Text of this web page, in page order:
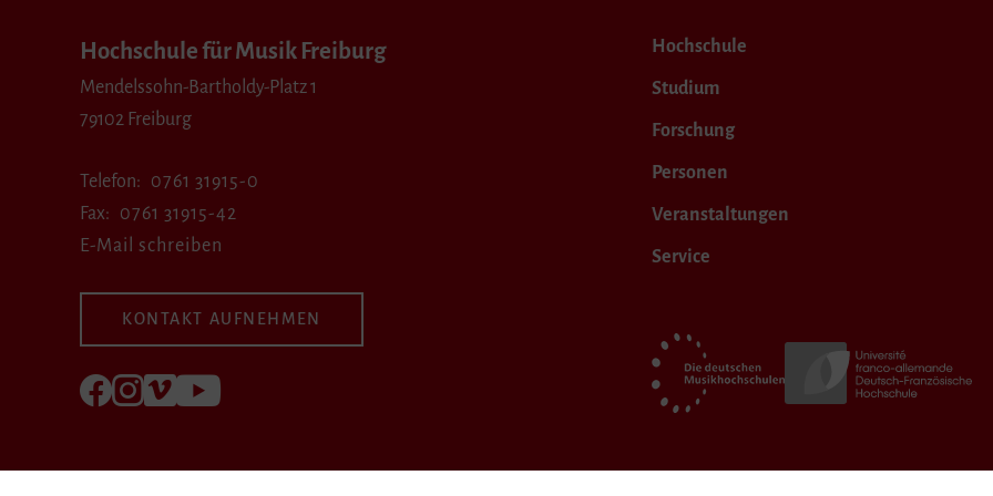
Hochschule für Musik Freiburg
Mendelssohn-Bartholdy-Platz 1
79102 Freiburg
Telefon
0761 31915-0
Fax
0761 31915-42
E-Mail schreiben
KONTAKT AUFNEHMEN
Folgen Sie uns auf Facebook
Folgen Sie uns auf Instagram
Besuchen Sie uns bei Vimeo
Besuchen Sie uns bei youtube
Hochschule
Studium
Forschung
Personen
Veranstaltungen
Service